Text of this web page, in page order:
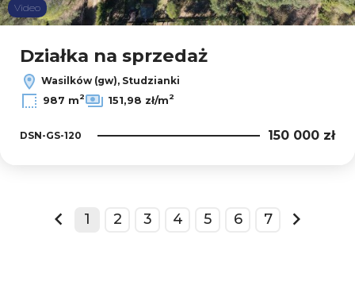
Video
Działka na sprzedaż
Wasilków (gw), Studzianki
987 m2 151,98 zł/m2
DSN-GS-120 150 000 zł
prev
1 2 3 4 5 6 7
next